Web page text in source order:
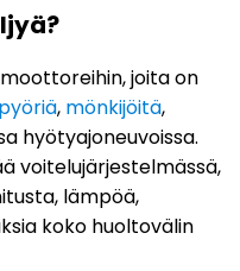
joita on
, mönkijöitä,
hyötyajoneuvoissa.
voitelujärjestelmässä,
lämpöä,
koko huoltovälin